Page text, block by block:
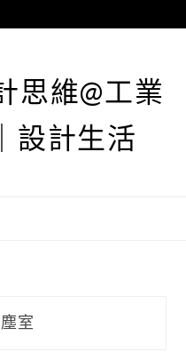
思維@工業
設計生活
室